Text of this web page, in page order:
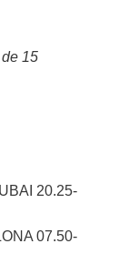
15
20.25-
07.50-